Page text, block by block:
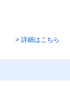
> 詳細はこちら